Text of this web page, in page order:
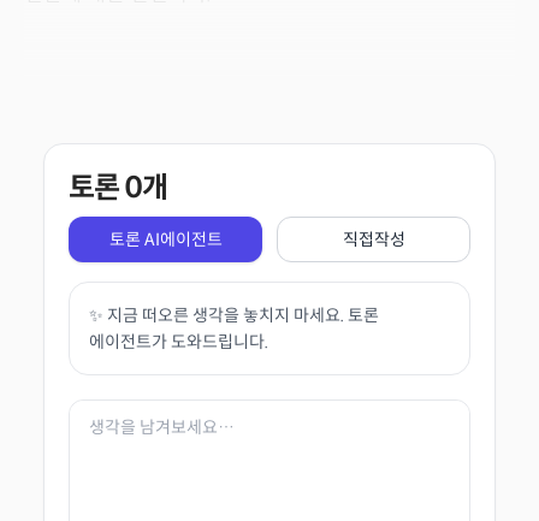
토론0개
토론 AI에이전트 직접작성
✨ 지금 떠오른 생각을 놓치지 마세요. 토론
에이전트가 도와드립니다.